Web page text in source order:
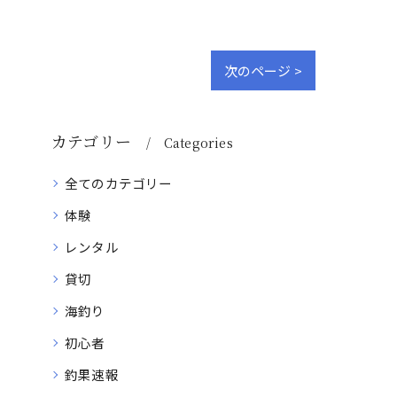
次のページ >
カテゴリー Categories
全てのカテゴリー
体験
レンタル
貸切
海釣り
初心者
釣果速報